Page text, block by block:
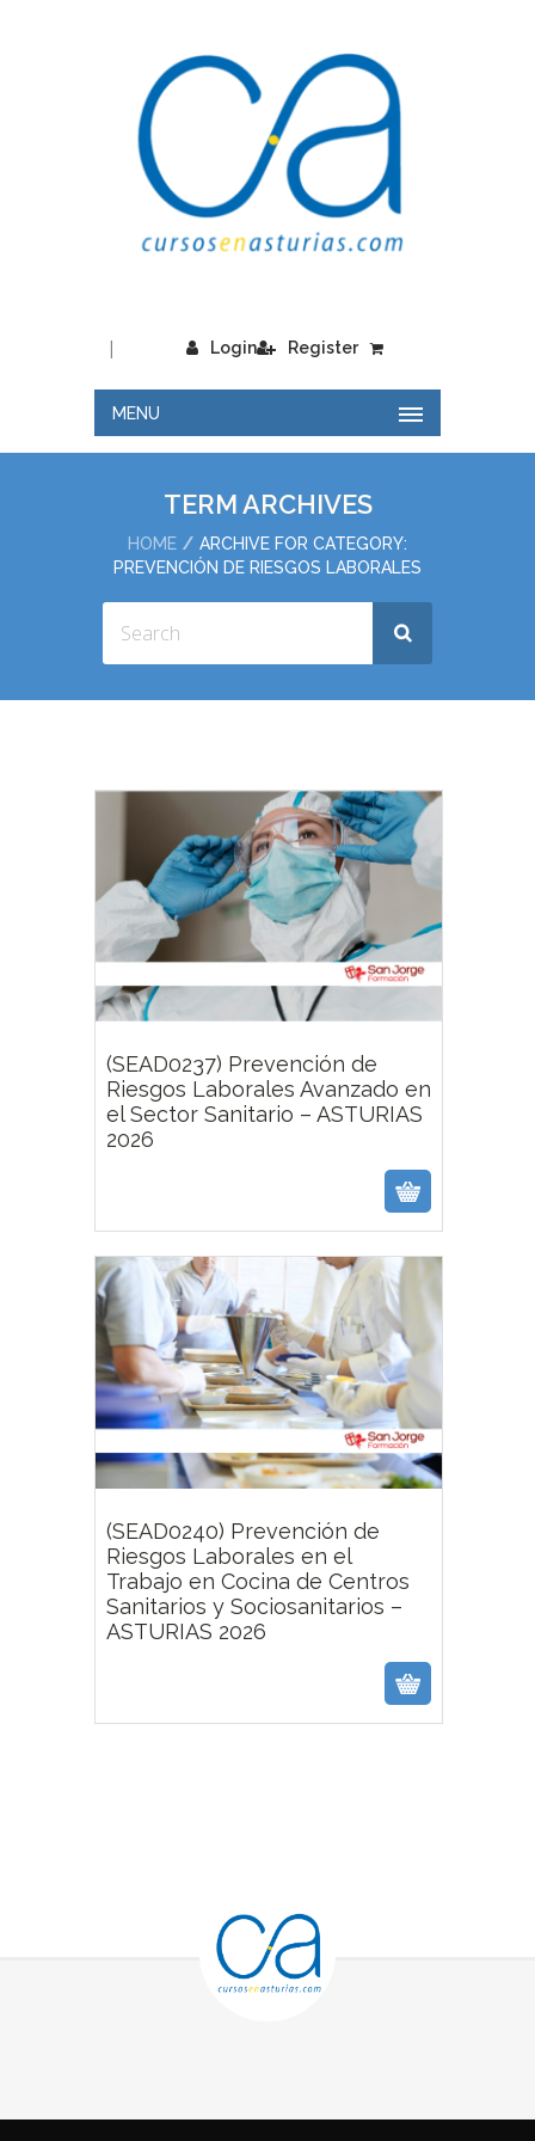
Login
| Register
MENU
TERM ARCHIVES
HOME
ARCHIVE FOR CATEGORY:
PREVENCIÓN DE RIESGOS LABORALES
(SEAD0237) Prevención de
Riesgos Laborales Avanzado en
el Sector Sanitario – ASTURIAS
2026
(SEAD0240) Prevención de
Riesgos Laborales en el
Trabajo en Cocina de Centros
Sanitarios y Sociosanitarios –
ASTURIAS 2026